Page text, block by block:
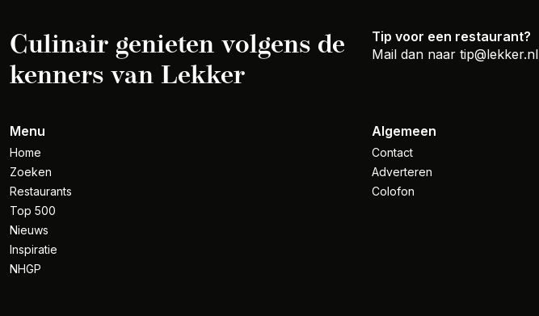
Culinair genieten volgens de
kenners van Lekker
Tip voor een restaurant?
Mail dan naar tip@lekker.nl
Menu
Home
Zoeken
Restaurants
Top 500
Nieuws
Inspiratie
NHGP
Algemeen
Contact
Adverteren
Colofon